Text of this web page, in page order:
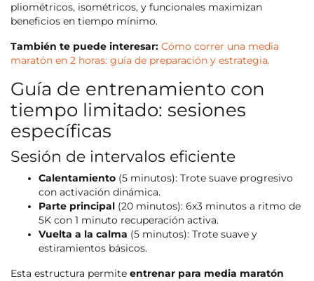
pliométricos, isométricos, y funcionales maximizan
beneficios en tiempo mínimo.
También te puede interesar: Cómo correr una media
maratón en 2 horas: guía de preparación y estrategia.
Guía de entrenamiento con
tiempo limitado: sesiones
específicas
Sesión de intervalos eficiente
Calentamiento (5 minutos): Trote suave progresivo
con activación dinámica.
Parte principal (20 minutos): 6x3 minutos a ritmo de
5K con 1 minuto recuperación activa.
Vuelta a la calma (5 minutos): Trote suave y
estiramientos básicos.
Esta estructura permite entrenar para media maratón